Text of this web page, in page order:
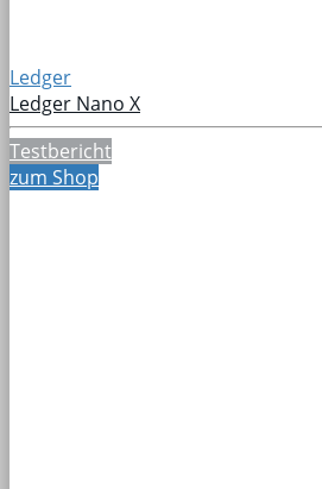
Ledger
Ledger Nano X
Testbericht
zum Shop